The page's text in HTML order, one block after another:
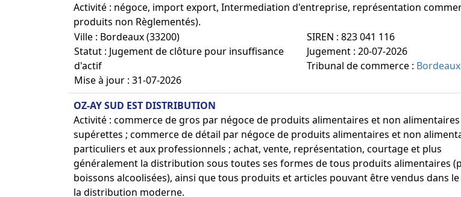
Activité : négoce, import export, Intermediation d'entreprise, représentation
produits non Règlementés).
Ville : Bordeaux (33200)
Statut : Jugement de clôture pour insuffisance
d'actif
Mise à jour : 31-07-2026
SIREN : 823 041 116
Jugement : 20-07-2026
Tribunal de commerce : Bordeaux
OZ-AY SUD EST DISTRIBUTION
Activité : commerce de gros par négoce de produits alimentaires et non alimentaires
supérettes ; commerce de détail par négoce de produits alimentaires et non
particuliers et aux professionnels ; achat, vente, représentation, courtage et plus
généralement la distribution sous toutes ses formes de tous produits alimentaires
boissons alcoolisées), ainsi que tous produits et articles pouvant être vendus dans
la distribution moderne.